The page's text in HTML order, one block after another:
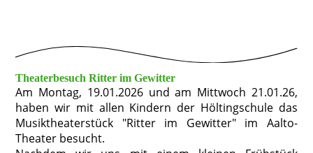
Theaterbesuch Ritter im Gewitter
Am Montag, 19.01.2026 und am Mittwoch 21.01.26,
haben wir mit allen Kindern der Höltingschule das
Musiktheaterstück "Ritter im Gewitter" im Aalto-
Theater besucht.